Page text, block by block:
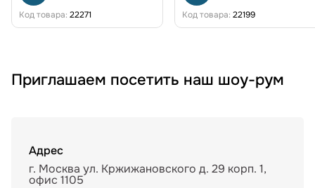
Код товара: 22271
Код товара: 22199
Приглашаем посетить наш шоу-рум
Адрес
г. Москва ул. Кржижановского д. 29 корп. 1,
офис 1105